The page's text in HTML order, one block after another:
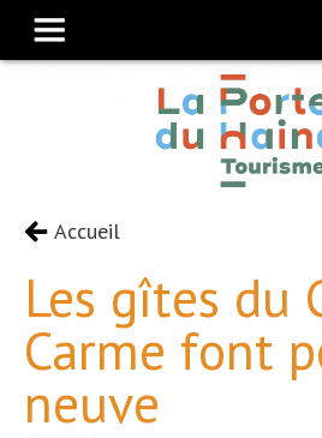
Accueil
Les gîtes du
Carme font
neuve